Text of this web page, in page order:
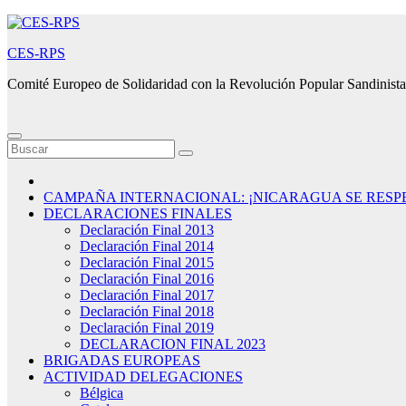
Saltar
contenido
CES-RPS
Comité Europeo de Solidaridad con la Revolución Popular Sandinista
CAMPAÑA INTERNACIONAL: ¡NICARAGUA SE
DECLARACIONES FINALES
Declaración Final 2013
Declaración Final 2014
Declaración Final 2015
Declaración Final 2016
Declaración Final 2017
Declaración Final 2018
Declaración Final 2019
DECLARACION FINAL 2023
BRIGADAS EUROPEAS
ACTIVIDAD DELEGACIONES
Bélgica